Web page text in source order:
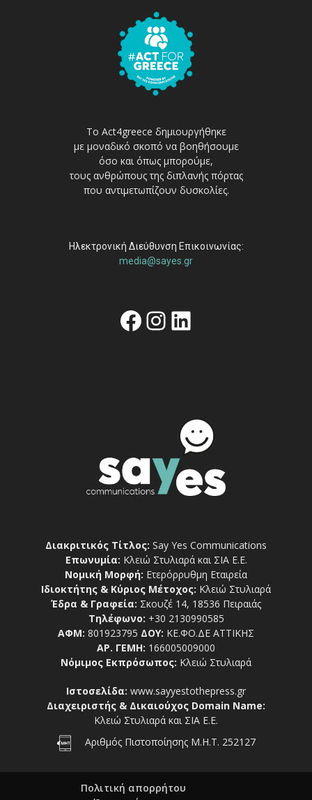
Το Act4greece δημιουργήθηκε
με μοναδικό σκοπό να βοηθήσουμε
όσο και όπως μπορούμε,
τους ανθρώπους της διπλανής πόρτας
που αντιμετωπίζουν δυσκολίες.
Ηλεκτρονική Διεύθυνση Επικοινωνίας:
media@sayes.gr
Facebook
Instagram
Linkedin
Διακριτικός Τίτλος: Say Yes Communications
Επωνυμία: Κλειώ Στυλιαρά και ΣΙΑ Ε.Ε.
Νομική Μορφή: Ετερόρρυθμη Εταιρεία
Ιδιοκτήτης & Κύριος Μέτοχος: Κλειώ Στυλιαρά
Έδρα & Γραφεία: Σκουζέ 14, 18536 Πειραιάς
Τηλέφωνο: +30 2130990585
ΑΦΜ: 801923795 ΔΟΥ: ΚΕ.ΦΟ.ΔΕ ΑΤΤΙΚΗΣ
ΑΡ. ΓΕΜΗ: 166005009000
Νόμιμος Εκπρόσωπος: Κλειώ Στυλιαρά
Ιστοσελίδα: www.sayyestothepress.gr
Διαχειριστής & Δικαιούχος Domain Name:
Κλειώ Στυλιαρά και ΣΙΑ Ε.Ε.
Αριθμός Πιστοποίησης Μ.Η.Τ. 252127
Πολιτική απορρήτου